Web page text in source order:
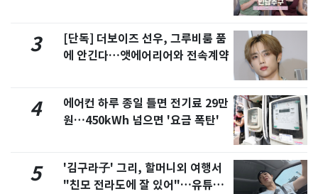
3
[단독] 더보이즈 선우, 그루비룸 품
에 안긴다…앳에어리어와 전속계약
4
에어컨 하루 종일 틀면 전기료 29만
원…450kWh 넘으면 '요금 폭탄'
5
'김구라子' 그리, 할머니외 여행서
"친모 전라도에 잘 있어"…유튜브